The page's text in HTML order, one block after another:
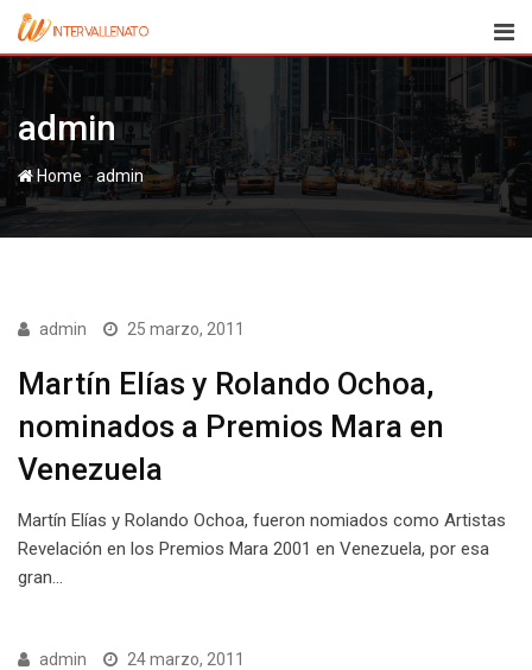
Skip
content
admin
Home-admin
admin 25 marzo, 2011
Martín Elías y Rolando Ochoa,
nominados a Premios Mara en
Venezuela
Martín Elías y Rolando Ochoa, fueron nomiados como Artistas
Revelación en los Premios Mara 2001 en Venezuela, por esa
gran…
admin 24 marzo, 2011